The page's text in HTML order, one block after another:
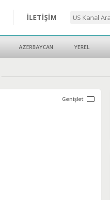
İLETİŞİM
AZERBAYCAN YEREL